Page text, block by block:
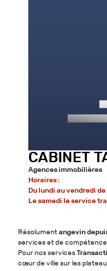
CABINET
Agences immobilières
Horaires :
Du lundi au vendredi de
Le samedi le service
Résolumentangevin
services et de
Pour nos services
cœur de ville sur les